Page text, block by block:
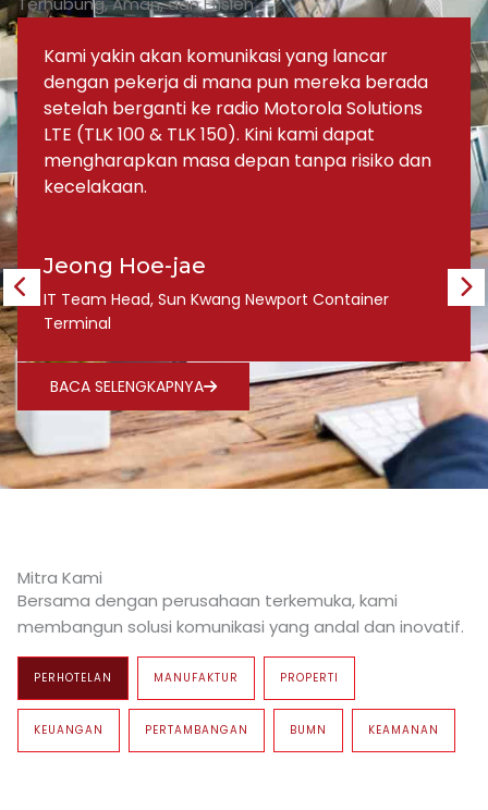
Jeong Hoe-jae
IT Team Head, Sun Kwang Newport Container
Terminal
Kami yakin akan komunikasi yang lancar
dengan pekerja di mana pun mereka berada
setelah berganti ke radio Motorola Solutions
LTE (TLK 100 & TLK 150). Kini kami dapat
mengharapkan masa depan tanpa risiko dan
kecelakaan.
BACA SELENGKAPNYA
Mitra Kami
Bersama dengan perusahaan terkemuka, kami
membangun solusi komunikasi yang andal dan inovatif.
PERHOTELAN MANUFAKTUR PROPERTI
KEUANGAN PERTAMBANGAN BUMN KEAMANAN